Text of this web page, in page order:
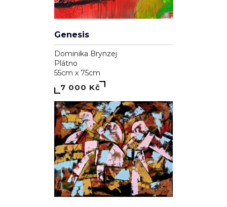
Genesis
Dominika Brynzej
Plátno
55cm x 75cm
7 000 Kč